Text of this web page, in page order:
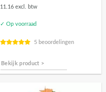
11.16 excl. btw
✓ Op voorraad
5 beoordelingen
Bekijk product >